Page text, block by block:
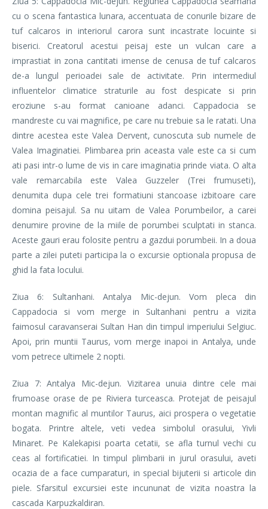
cu o scena fantastica lunara, accentuata de conurile bizare de
tuf calcaros in interiorul carora sunt incastrate locuinte si
biserici. Creatorul acestui peisaj este un vulcan care a
imprastiat in zona cantitati imense de cenusa de tuf calcaros
de-a lungul perioadei sale de activitate. Prin intermediul
influentelor climatice straturile au fost despicate si prin
eroziune s-au format canioane adanci. Cappadocia se
mandreste cu vai magnifice, pe care nu trebuie sa le ratati. Una
dintre acestea este Valea Dervent, cunoscuta sub numele de
Valea Imaginatiei. Plimbarea prin aceasta vale este ca si cum
ati pasi intr-o lume de vis in care imaginatia prinde viata. O alta
vale remarcabila este Valea Guzzeler (Trei frumuseti),
denumita dupa cele trei formatiuni stancoase izbitoare care
domina peisajul. Sa nu uitam de Valea Porumbeilor, a carei
denumire provine de la miile de porumbei sculptati in stanca.
Aceste gauri erau folosite pentru a gazdui porumbeii. In a doua
parte a zilei puteti participa la o excursie optionala propusa de
ghid la fata locului.
Ziua 6: Sultanhani. Antalya Mic-dejun. Vom pleca din
Cappadocia si vom merge in Sultanhani pentru a vizita
faimosul caravanserai Sultan Han din timpul imperiului Selgiuc.
Apoi, prin muntii Taurus, vom merge inapoi in Antalya, unde
vom petrece ultimele 2 nopti.
Ziua 7: Antalya Mic-dejun. Vizitarea unuia dintre cele mai
frumoase orase de pe Riviera turceasca. Protejat de peisajul
montan magnific al muntilor Taurus, aici prospera o vegetatie
bogata. Printre altele, veti vedea simbolul orasului, Yivli
Minaret. Pe Kalekapisi poarta cetatii, se afla turnul vechi cu
ceas al fortificatiei. In timpul plimbarii in jurul orasului, aveti
ocazia de a face cumparaturi, in special bijuterii si articole din
piele. Sfarsitul excursiei este incununat de vizita noastra la
cascada Karpuzkaldiran.